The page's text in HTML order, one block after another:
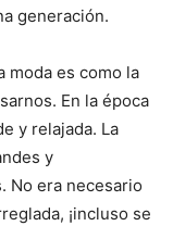
generación.
moda es como la
En la época
y relajada. La
y
No era necesario
¡incluso se